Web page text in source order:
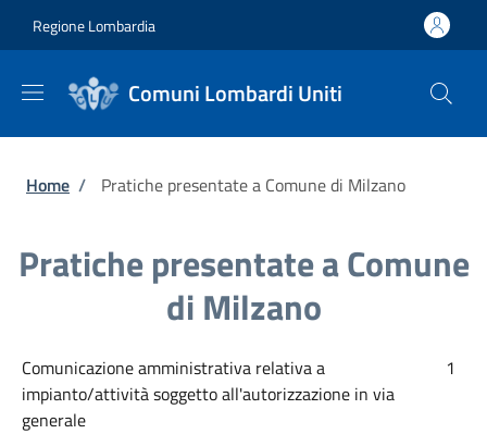
Regione Lombardia
Comuni Lombardi Uniti
Briciole di pane
Home / Pratiche presentate a Comune di Milzano
Pratiche presentate a Comune
di Milzano
Comunicazione amministrativa relativa a
impianto/attività soggetto all'autorizzazione in via
generale
1